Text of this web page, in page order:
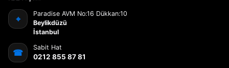
⌖
Paradise AVM No:16 Dükkan:10
Beylikdüzü
İstanbul
☎
Sabit Hat
0212 855 87 81